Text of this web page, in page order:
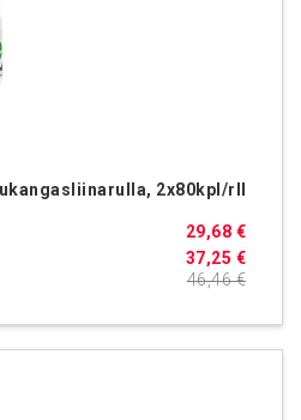
2x80kpl/rll
37,25 €
29,68 €
46,46 €